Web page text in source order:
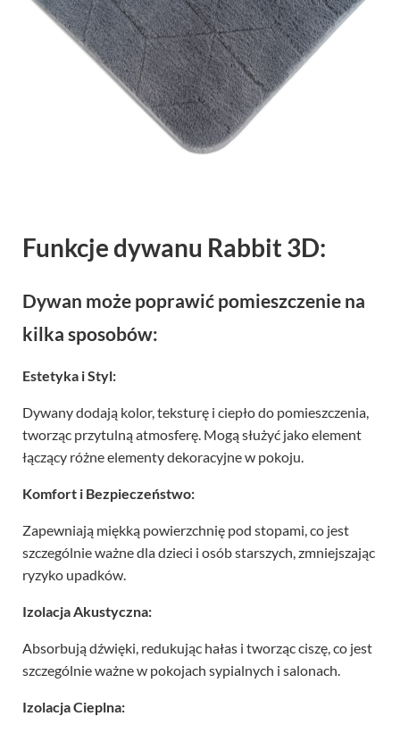
Funkcje dywanu Rabbit 3D:
Dywan może poprawić pomieszczenie na
kilka sposobów:
Estetyka i Styl:
Dywany dodają kolor, teksturę i ciepło do pomieszczenia,
tworząc przytulną atmosferę. Mogą służyć jako element
łączący różne elementy dekoracyjne w pokoju.
Komfort i Bezpieczeństwo:
Zapewniają miękką powierzchnię pod stopami, co jest
szczególnie ważne dla dzieci i osób starszych, zmniejszając
ryzyko upadków.
Izolacja Akustyczna:
Absorbują dźwięki, redukując hałas i tworząc ciszę, co jest
szczególnie ważne w pokojach sypialnych i salonach.
Izolacja Cieplna: